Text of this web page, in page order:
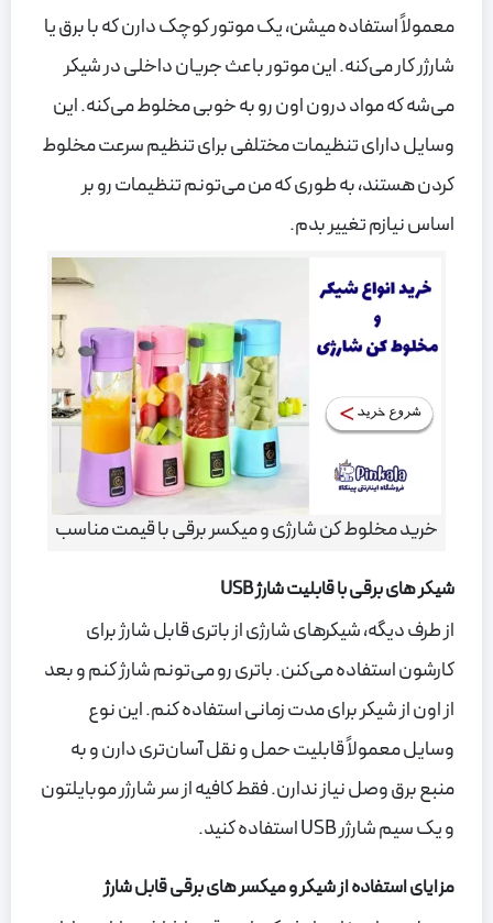
معمولاً استفاده میشن، یک موتور کوچک دارن که با برق یا
شارژر کار می‌کنه. این موتور باعث جریان داخلی در شیکر
می‌شه که مواد درون اون رو به خوبی مخلوط می‌کنه. این
وسایل دارای تنظیمات مختلفی برای تنظیم سرعت مخلوط
کردن هستند، به طوری که من می‌تونم تنظیمات رو بر
اساس نیازم تغییر بدم.
خرید مخلوط کن شارژی و میکسر برقی با قیمت مناسب
شیکر های برقی با قابلیت شارژ USB
از طرف دیگه، شیکرهای شارژی از باتری قابل شارژ برای
کارشون استفاده می‌کنن. باتری رو می‌تونم شارژ کنم و بعد
از اون از شیکر برای مدت زمانی استفاده کنم. این نوع
وسایل معمولاً قابلیت حمل و نقل آسان‌تری دارن و به
منبع برق وصل نیاز ندارن. فقط کافیه از سر شارژر موبایلتون
و یک سیم شارژر USB استفاده کنید.
مزایای استفاده از شیکر و میکسر های برقی قابل شارژ